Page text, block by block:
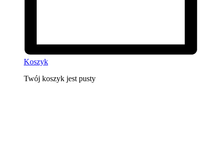
Koszyk
Twój koszyk jest pusty